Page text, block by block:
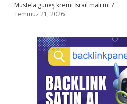
Mustela güneş kremi İsrail malı mı ?
Temmuz 21, 2026